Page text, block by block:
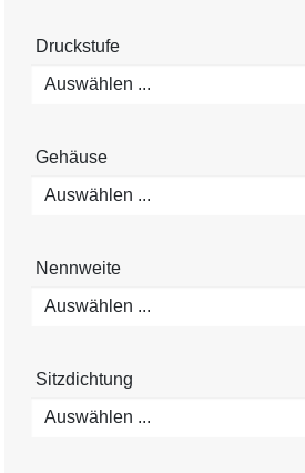
Druckstufe
Auswählen ...
Gehäuse
Auswählen ...
Nennweite
Auswählen ...
Sitzdichtung
Auswählen ...